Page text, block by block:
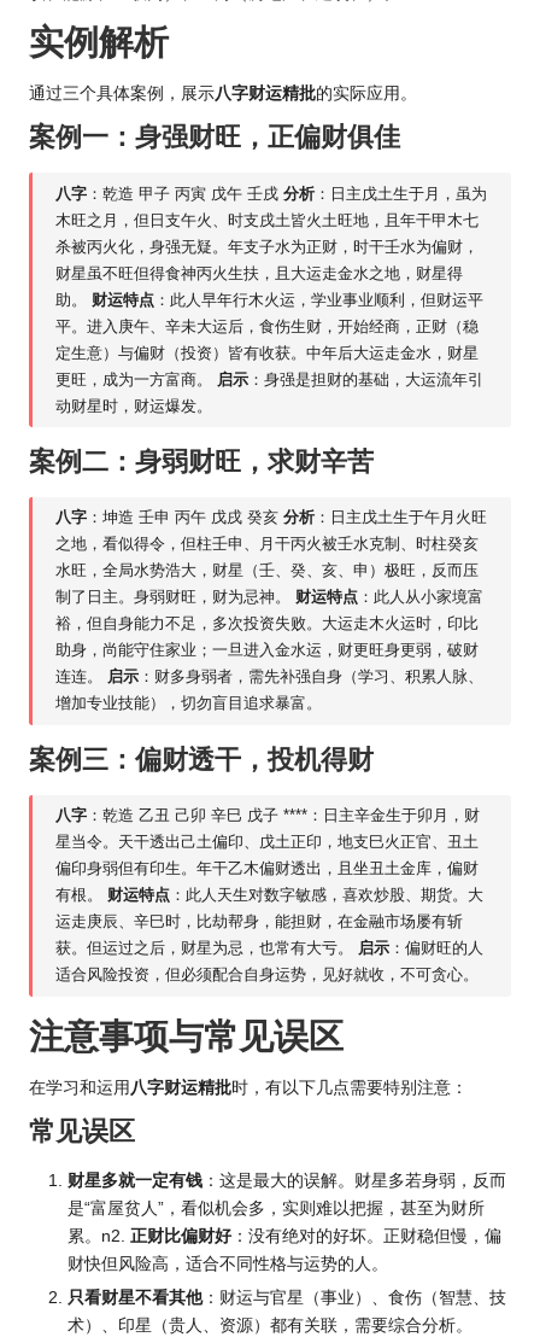
实例解析
通过三个具体案例，展示八字财运精批的实际应用。
案例一：身强财旺，正偏财俱佳
八字 ：乾造 甲子 丙寅 戊午 壬戌分析 ：日主戊土生于月，虽为
木旺之月，但日支午火、时支戌土皆火土旺地，且年干甲木七
杀被丙火化，身强无疑。年支子水为正财，时干壬水为偏财，
财星虽不旺但得食神丙火生扶，且大运走金水之地，财星得
助。 财运特点 ：此人早年行木火运，学业事业顺利，但财运平
平。进入庚午、辛未大运后，食伤生财，开始经商，正财（稳
定生意）与偏财（投资）皆有收获。中年后大运走金水，财星
更旺，成为一方富商。
启示 ：身强是担财的基础，大运流年引
动财星时，财运爆发。
案例二：身弱财旺，求财辛苦
八字 ：坤造 壬申 丙午 戊戌 癸亥分析 ：日主戊土生于午月火旺
之地，看似得令，但柱壬申、月干丙火被壬水克制、时柱癸亥
水旺，全局水势浩大，财星（壬、癸、亥、申）极旺，反而压
制了日主。身弱财旺，财为忌神。 财运特点 ：此人从小家境富
裕，但自身能力不足，多次投资失败。大运走木火运时，印比
助身，尚能守住家业；一旦进入金水运，财更旺身更弱，破财
连连。 启示 ：财多身弱者，需先补强自身（学习、积累人脉、
增加专业技能），切勿盲目追求暴富。
案例三：偏财透干，投机得财
八字 ：乾造 乙丑 己卯 辛巳 戊子 ****：日主辛金生于卯月，财
星当令。天干透出己土偏印、戊土正印，地支巳火正官、丑土
偏印身弱但有印生。年干乙木偏财透出，且坐丑土金库，偏财
有根。 财运特点 ：此人天生对数字敏感，喜欢炒股、期货。大
运走庚辰、辛巳时，比劫帮身，能担财，在金融市场屡有斩
获。但运过之后，财星为忌，也常有大亏。 启示 ：偏财旺的人
适合风险投资，但必须配合自身运势 ，见好就收，不可贪心。
注意事项与常见误区
在学习和运用 八字财运精批时，有以下几点需要特别注意：
常见误区
财星多就一定有钱 ：这是最大的误解。财星多若身弱，反而
是“富屋贫人”，看似机会多，实则难以把握，甚至为财所
累。n2. 正财比偏财好 ：没有绝对的好坏。正财稳但慢，偏
财快但风险高，适合不同性格与运势的人。
只看财星不看其他：财运与官星（事业）、食伤（智慧、技
术）、印星（贵人、资源）都有关联，需要综合分析。